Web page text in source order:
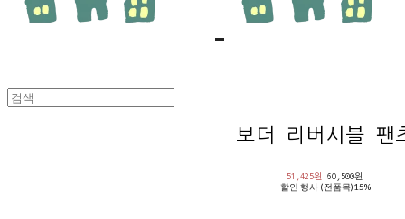
보더 리버시블 팬
51,425원60,500원
할인 행사 (전품목)15%